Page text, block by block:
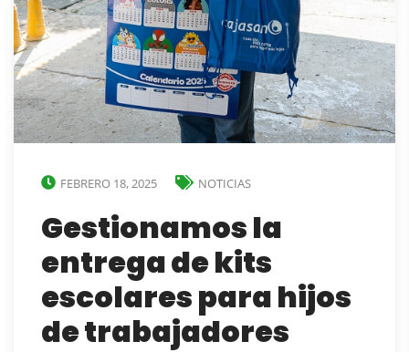
FEBRERO 18, 2025 NOTICIAS
Gestionamos la
entrega de kits
escolares para hijos
de trabajadores